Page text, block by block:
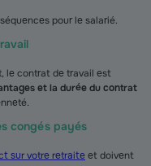
pour le salarié.
le contrat de travail est
et la durée du contrat
congés payés
sur votre retraiteet doivent